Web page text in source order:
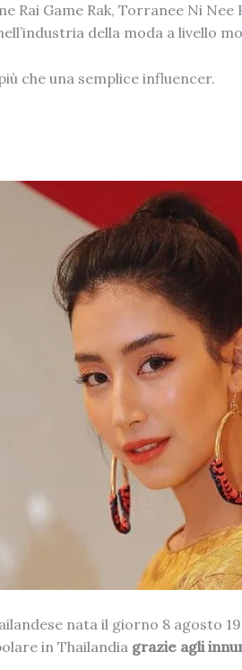
Rai Game Rak, Torranee Ni
della moda a livello
che una semplice influencer.
nata il giorno 8 agosto
in Thailandia grazie agli